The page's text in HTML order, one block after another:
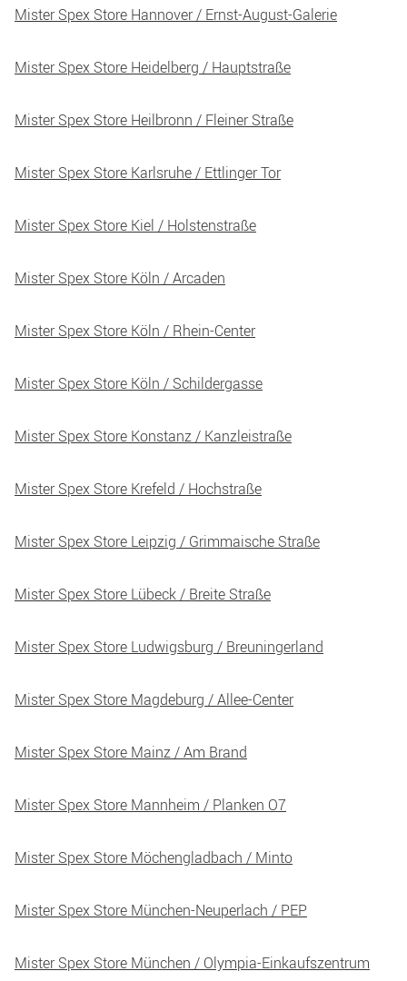
Mister Spex Store Hannover / Ernst-August-Galerie
Mister Spex Store Heidelberg / Hauptstraße
Mister Spex Store Heilbronn / Fleiner Straße
Mister Spex Store Karlsruhe / Ettlinger Tor
Mister Spex Store Kiel / Holstenstraße
Mister Spex Store Köln / Arcaden
Mister Spex Store Köln / Rhein-Center
Mister Spex Store Köln / Schildergasse
Mister Spex Store Konstanz / Kanzleistraße
Mister Spex Store Krefeld / Hochstraße
Mister Spex Store Leipzig / Grimmaische Straße
Mister Spex Store Lübeck / Breite Straße
Mister Spex Store Ludwigsburg / Breuningerland
Mister Spex Store Magdeburg / Allee-Center
Mister Spex Store Mainz / Am Brand
Mister Spex Store Mannheim / Planken O7
Mister Spex Store Möchengladbach / Minto
Mister Spex Store München-Neuperlach / PEP
Mister Spex Store München / Olympia-Einkaufszentrum